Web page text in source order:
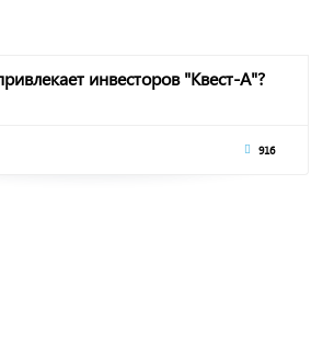
инвесторов "Квест-А"?
916